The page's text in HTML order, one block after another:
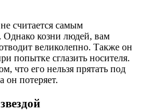
считается самым
козни людей, вам
великолепно. Также он
попытке сглазить носителя.
что его нельзя прятать под
он потеряет.